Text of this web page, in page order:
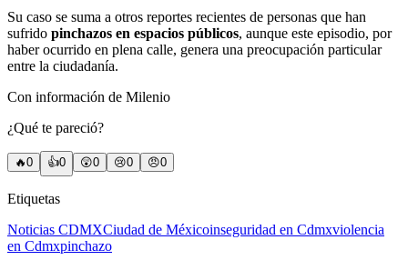
Su caso se suma a otros reportes recientes de personas que han
sufrido pinchazos en espacios públicos, aunque este episodio, por
haber ocurrido en plena calle, genera una preocupación particular
entre la ciudadanía.
Con información de Milenio
¿Qué te pareció?
🔥0 👍0 😲0 😢0 😠0
Etiquetas
Noticias CDMXCiudad de Méxicoinseguridad en Cdmxviolencia
en Cdmxpinchazo